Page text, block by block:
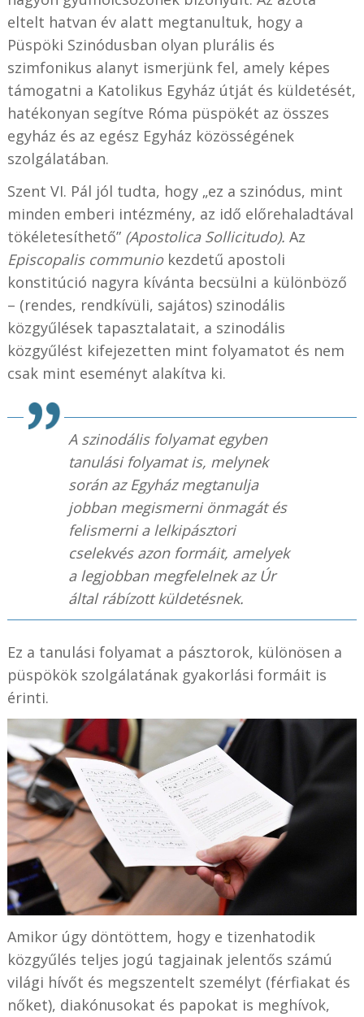
eltelt hatvan év alatt megtanultuk, hogy a
Püspöki Szinódusban olyan plurális és
szimfonikus alanyt ismerjünk fel, amely képes
támogatni a Katolikus Egyház útját és küldetését,
hatékonyan segítve Róma püspökét az összes
egyház és az egész Egyház közösségének
szolgálatában.
Szent VI. Pál jól tudta, hogy „ez a szinódus, mint
minden emberi intézmény, az idő előrehaladtával
tökéletesíthető” (Apostolica Sollicitudo). Az
Episcopalis communiokezdetű apostoli
konstitúció nagyra kívánta becsülni a különböző
– (rendes, rendkívüli, sajátos) szinodális
közgyűlések tapasztalatait, a szinodális
közgyűlést kifejezetten mint folyamatot és nem
csak mint eseményt alakítva ki.
A szinodális folyamat egyben
tanulási folyamat is, melynek
során az Egyház megtanulja
jobban megismerni önmagát és
felismerni a lelkipásztori
cselekvés azon formáit, amelyek
a legjobban megfelelnek az Úr
által rábízott küldetésnek.
Ez a tanulási folyamat a pásztorok, különösen a
püspökök szolgálatának gyakorlási formáit is
érinti.
Amikor úgy döntöttem, hogy e tizenhatodik
közgyűlés teljes jogú tagjainak jelentős számú
világi hívőt és megszentelt személyt (férfiakat és
nőket), diakónusokat és papokat is meghívok,